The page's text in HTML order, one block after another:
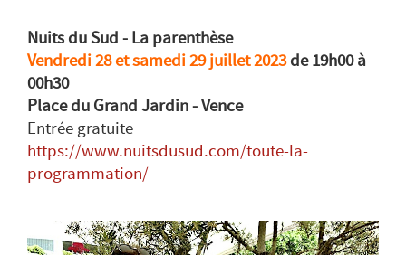
Nuits du Sud - La parenthèse
Vendredi 28 et samedi 29 juillet 2023de 19h00 à
00h30
Place du Grand Jardin - Vence
Entrée gratuite
https://www.nuitsdusud.com/toute-la-
programmation/